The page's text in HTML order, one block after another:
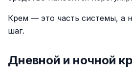
Крем — это часть системы, а
шаг.
Дневной и ночной